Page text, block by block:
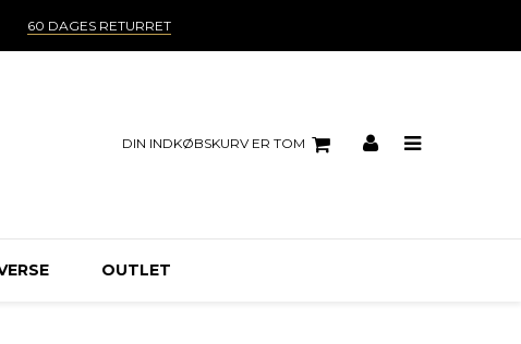
60 DAGES RETURRET
DIN INDKØBSKURV ER TOM
OUTLET